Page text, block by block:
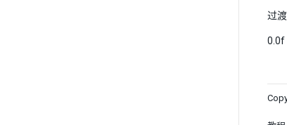
过
0.0f